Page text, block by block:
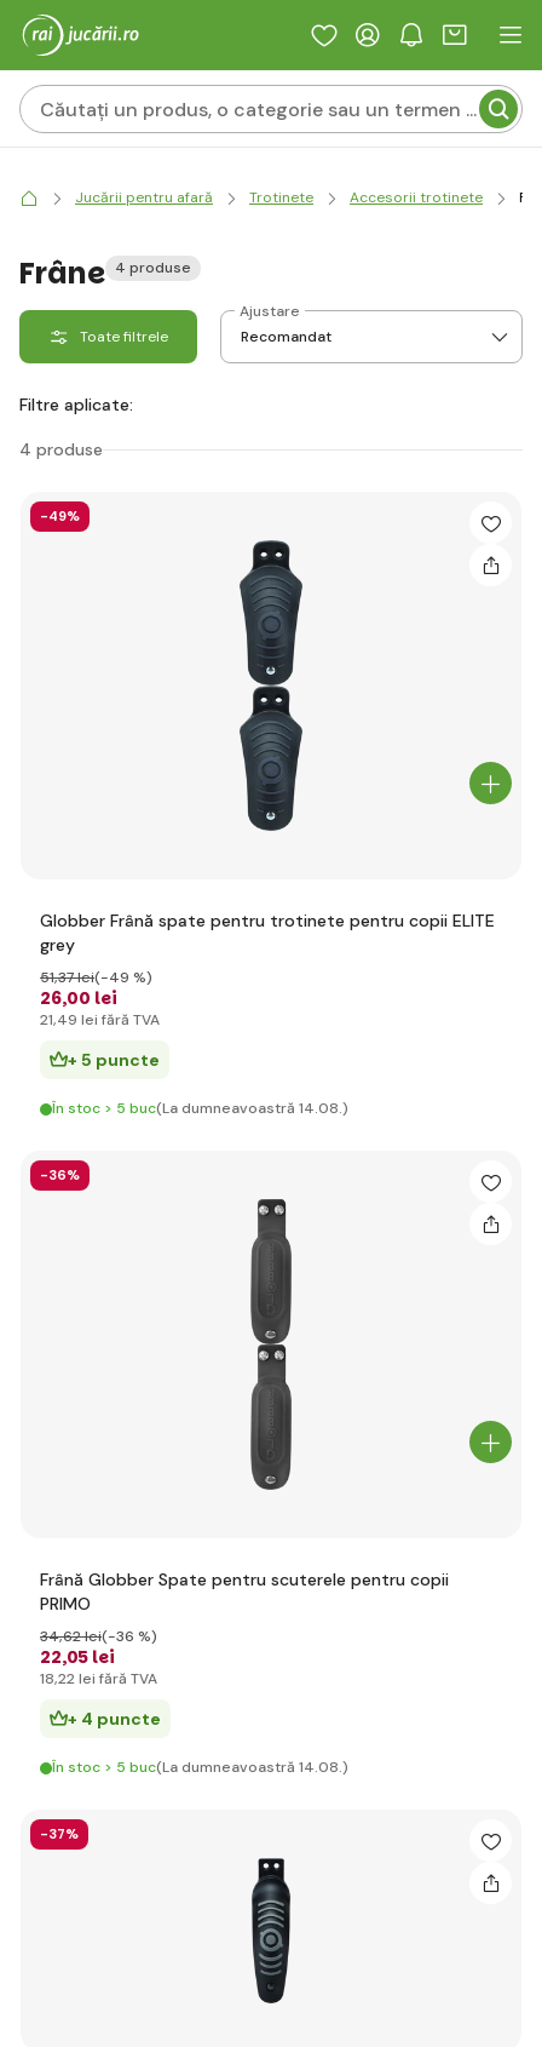
Jucării pentru afară Trotinete Accesorii trotinete
Frâne 4 produse
Toate filtrele
Ajustare
Filtre aplicate:
4 produse
-49%
Globber Frână spate pentru trotinete pentru copii ELITE
grey
26,00 lei
51,37 lei(-49 %)
21,49 lei fără TVA
+ 5 puncte
În stoc > 5 buc(La dumneavoastră 14.08.)
-36%
Frână Globber Spate pentru scuterele pentru copii
PRIMO
22,05 lei
34,62 lei(-36 %)
18,22 lei fără TVA
+ 4 puncte
În stoc > 5 buc(La dumneavoastră 14.08.)
-37%